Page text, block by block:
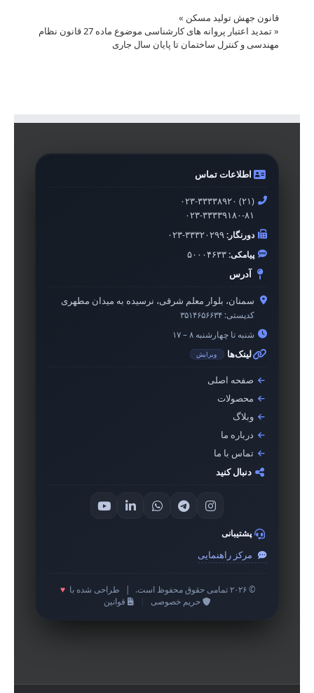
قانون جهش تولید مسکن »
«
تمدید اعتبار پروانه های کارشناسی موضوع ماده 27 قانون نظام
مهندسی و کنترل ساختمان تا پایان سال جاری
اطلاعات تماس
۰۲۳-۳۳۳۳۸۹۲۰ (۲۱)
۰۲۳-۳۳۳۳۹۱۸۰-۸۱
دورنگار:۰۲۳-۳۳۳۲۰۲۹۹
پیامکی:۵۰۰۰۴۶۳۳
آدرس
سمنان، بلوار معلم شرقی، نرسیده به میدان مطهری
کدپستی: ۳۵۱۴۶۵۶۶۳۴
شنبه تا چهارشنبه ۸ – ۱۷
لینک‌ها ویرایش
صفحه اصلی
محصولات
وبلاگ
درباره ما
تماس با ما
دنبال کنید
پشتیبانی
مرکز راهنمایی
© ۲۰۲۶ تمامی حقوق محفوظ است. طراحی شده با ♥
حریم خصوصی
قوانین